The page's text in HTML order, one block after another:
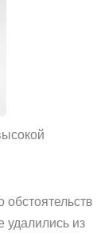
обстоятельств
удалились из